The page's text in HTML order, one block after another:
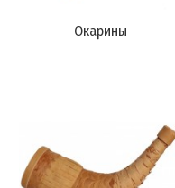
Окарины